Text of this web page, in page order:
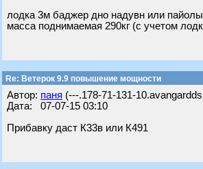
лодка 3м баджер дно надувн или пайолы
масса поднимаемая 290кг (с учетом
Re: Ветерок 9.9 повышение мощности
Автор: паня (---.178-71-131-
Дата: 07-07-15 03:10
Прибавку даст К33в или К491